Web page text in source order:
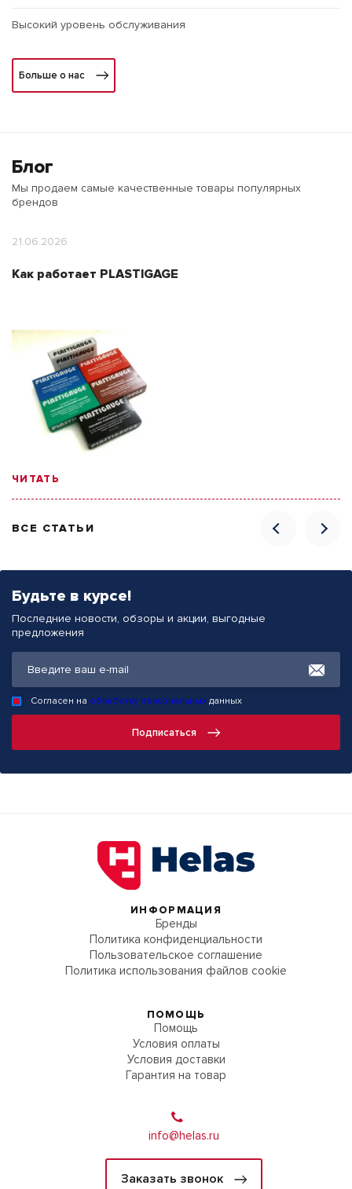
Высокий уровень обслуживания
Больше о нас
Блог
Мы продаем самые качественные товары популярных
брендов
ВСЕ СТАТЬИ
21.06.2026
Как работает PLASTIGAGE
ЧИТАТЬ
Будьте в курсе!
Последние новости, обзоры и акции, выгодные
предложения
Подписаться
Согласен на обработку персональных данных
ИНФОРМАЦИЯ
Бренды
Политика конфиденциальности
Пользовательское соглашение
Политика использования файлов cookie
ПОМОЩЬ
Помощь
Условия оплаты
Условия доставки
Гарантия на товар
info@helas.ru
Заказать звонок